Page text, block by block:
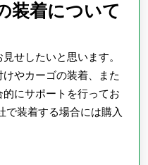
装着について
せしたいと思います。
やカーゴの装着、また
にサポートを行ってお
で装着する場合には購入